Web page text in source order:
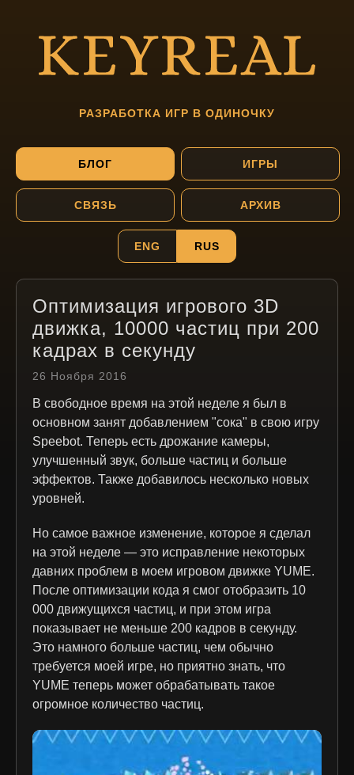
РАЗРАБОТКА ИГР В ОДИНОЧКУ
БЛОГ ИГРЫ
СВЯЗЬ АРХИВ
ENG RUS
Оптимизация игрового 3D
движка, 10000 частиц при 200
кадрах в секунду
26 Ноября 2016
В свободное время на этой неделе я был в
основном занят добавлением "сока" в свою игру
Speebot. Теперь есть дрожание камеры,
улучшенный звук, больше частиц и больше
эффектов. Также добавилось несколько новых
уровней.
Но самое важное изменение, которое я сделал
на этой неделе — это исправление некоторых
давних проблем в моем игровом движке YUME.
После оптимизации кода я смог отобразить 10
000 движущихся частиц, и при этом игра
показывает не меньше 200 кадров в секунду.
Это намного больше частиц, чем обычно
требуется моей игре, но приятно знать, что
YUME теперь может обрабатывать такое
огромное количество частиц.